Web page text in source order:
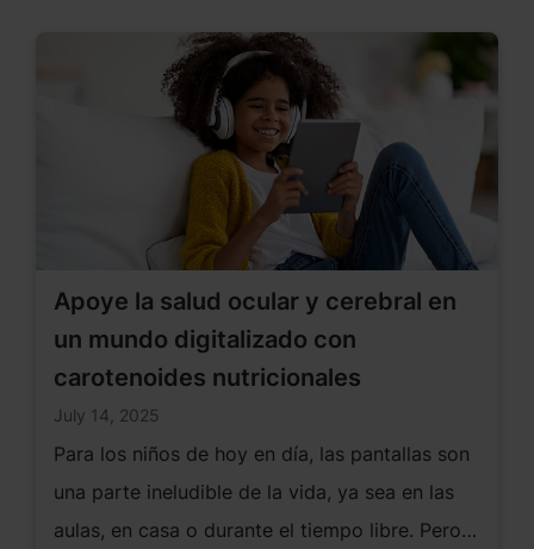
Apoye la salud ocular y cerebral en
un mundo digitalizado con
carotenoides nutricionales
July 14, 2025
Para los niños de hoy en día, las pantallas son
una parte ineludible de la vida, ya sea en las
aulas, en casa o durante el tiempo libre. Pero